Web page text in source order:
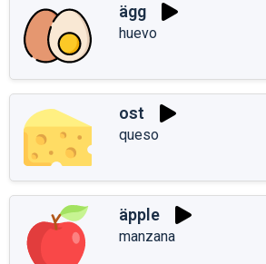
ägg
huevo
ost
queso
äpple
manzana